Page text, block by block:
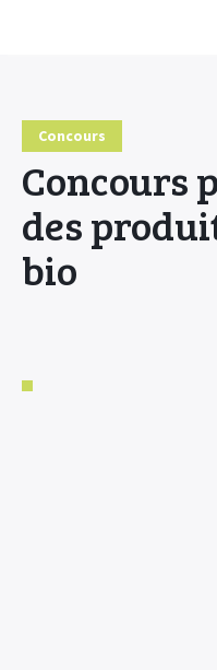
Concours
Concours
des
bio
Conseils
HE & Animaux
Diffusion des HE
Fiches Huiles Essentielles